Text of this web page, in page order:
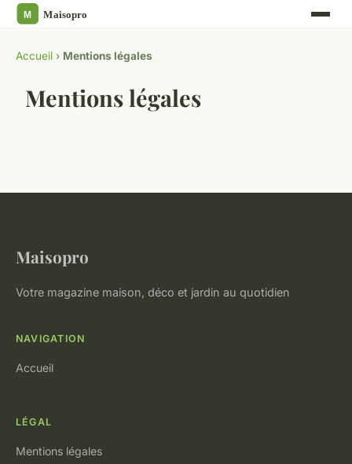
Accueil › Mentions légales
Mentions légales
Maisopro
Votre magazine maison, déco et jardin au quotidien
NAVIGATION
Accueil
LÉGAL
Mentions légales